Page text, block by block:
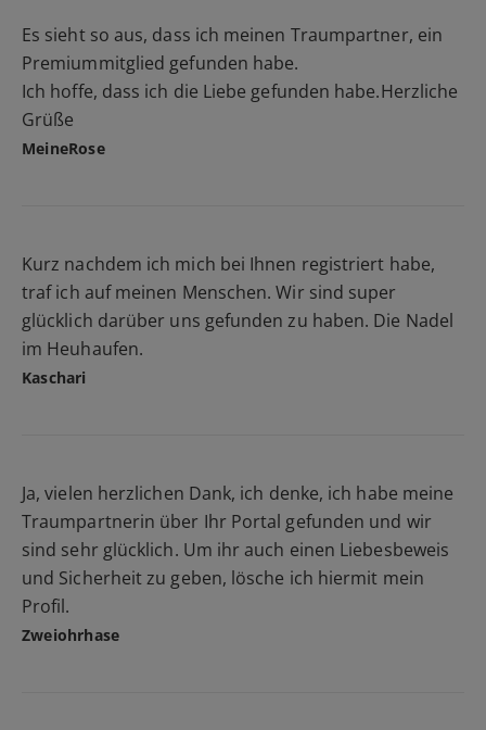
Es sieht so aus, dass ich meinen Traumpartner, ein
Premiummitglied gefunden habe.
Ich hoffe, dass ich die Liebe gefunden habe.Herzliche
Grüße
MeineRose
Kurz nachdem ich mich bei Ihnen registriert habe,
traf ich auf meinen Menschen. Wir sind super
glücklich darüber uns gefunden zu haben. Die Nadel
im Heuhaufen.
Kaschari
Ja, vielen herzlichen Dank, ich denke, ich habe meine
Traumpartnerin über Ihr Portal gefunden und wir
sind sehr glücklich. Um ihr auch einen Liebesbeweis
und Sicherheit zu geben, lösche ich hiermit mein
Profil.
Zweiohrhase